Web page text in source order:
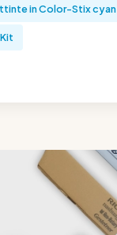
in Color-Stix cyan